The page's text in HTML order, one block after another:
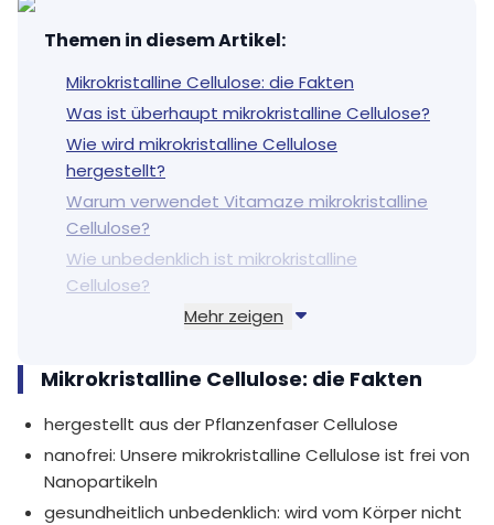
Themen in diesem Artikel:
Mikrokristalline Cellulose: die Fakten
Was ist überhaupt mikrokristalline Cellulose?
Wie wird mikrokristalline Cellulose
hergestellt?
Warum verwendet Vitamaze mikrokristalline
Cellulose?
Wie unbedenklich ist mikrokristalline
Cellulose?
Gibt es Nanopartikel in mikrokristalliner
Mehr zeigen
Mikrokristalline Cellulose: die Fakten
hergestellt aus der Pflanzenfaser Cellulose
nanofrei: Unsere mikrokristalline Cellulose ist frei von
Nanopartikeln
gesundheitlich unbedenklich: wird vom Körper nicht